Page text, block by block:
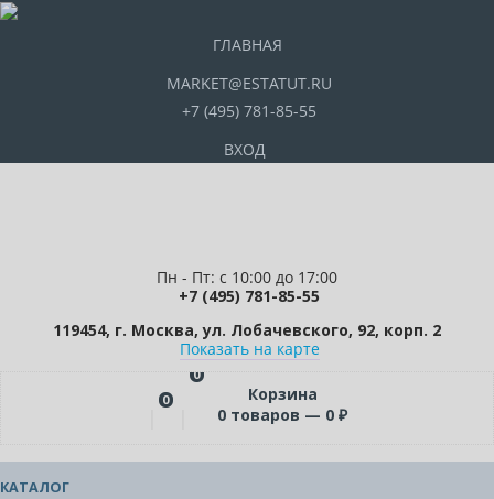
ГЛАВНАЯ
MARKET@ESTATUT.RU
+7 (495) 781-85-55
ВХОД
Пн - Пт: с 10:00 до 17:00
+7 (495) 781-85-55
119454, г. Москва, ул. Лобачевского, 92, корп. 2
Показать на карте
0
0
Корзина
0 товаров — 0 ₽
КАТАЛОГ